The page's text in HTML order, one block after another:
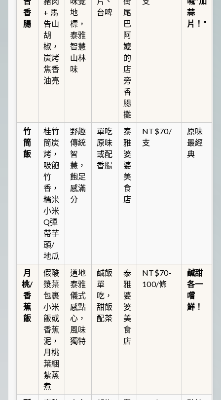
香
腸
+ 馬
告山
胡
椒，
炭烤
焦香
油亮
地
標，
泰雅
智慧
山林
味
台啤
尾
巴
阿
嬤
的
店
旁
香
腸
攤
蒜
片！"
竹
筒
飯
桂竹
筒炭
烤，
吸飽
竹
香，
糯米
小米
Q彈
帶芋
頭/
地瓜
野趣
傳統
智
慧，
飽足
感滿
分
單吃
原味
或配
香腸
泰
雅
婆
婆
美
食
店
NT$70/
支
原味
最經
典
月
桃/
香
蕉
飯
假酸
漿葉
包裹
小米
飯或
香蕉
泥，
月桃
葉綑
紮蒸
煮
道地
泰雅
儀式
感點
心，
風味
獨特
鹹飯
單
吃，
甜飯
配茶
泰
雅
婆
婆
美
食
店
NT$70-
100/條
鹹甜
各一
嚐
鮮！